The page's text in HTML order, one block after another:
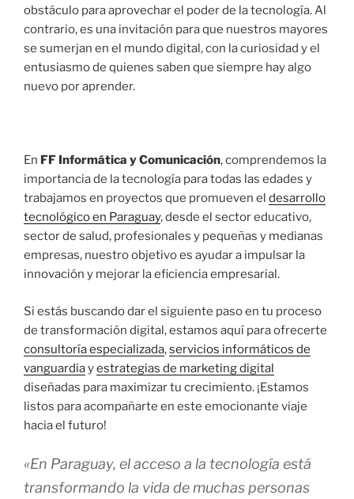
obstáculo para aprovechar el poder de la tecnología. Al
contrario, es una invitación para que nuestros mayores
se sumerjan en el mundo digital, con la curiosidad y el
entusiasmo de quienes saben que siempre hay algo
nuevo por aprender.
En FF Informática y Comunicación, comprendemos la
importancia de la tecnología para todas las edades y
trabajamos en proyectos que promueven el desarrollo
tecnológico en Paraguay, desde el sector educativo,
sector de salud, profesionales y pequeñas y medianas
empresas, nuestro objetivo es ayudar a impulsar la
innovación y mejorar la eficiencia empresarial.
Si estás buscando dar el siguiente paso en tu proceso
de transformación digital, estamos aquí para ofrecerte
consultoría especializada,servicios informáticos de
vanguardiayestrategias de marketing digital
diseñadas para maximizar tu crecimiento. ¡Estamos
listos para acompañarte en este emocionante viaje
hacia el futuro!
«En Paraguay, el acceso a la tecnología está
transformando la vida de muchas personas